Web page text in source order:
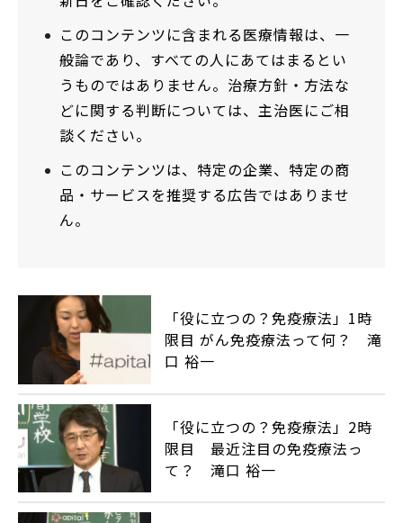
このコンテンツに含まれる医療情報は、一
般論であり、すべての人にあてはまるとい
うものではありません。治療方針・方法な
どに関する判断については、主治医にご相
談ください。
このコンテンツは、特定の企業、特定の商
品・サービスを推奨する広告ではありませ
ん。
「役に立つの？免疫療法」1時
限目 がん免疫療法って何？ 滝
口 裕一
「役に立つの？免疫療法」2時
限目 最近注目の免疫療法っ
て？ 滝口 裕一